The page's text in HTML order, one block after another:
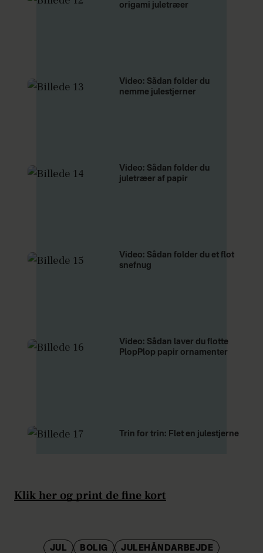
origami juletræer
Video: Sådan folder du
nemme julestjerner
Video: Sådan folder du
juletræer af papir
Video: Sådan folder du et flot
snefnug
Video: Sådan laver du flotte
PlopPlop papir ornamenter
Trin for trin: Flet en julestjerne
Klik her og print de fine kort
JUL BOLIG JULEHÅNDARBEJDE